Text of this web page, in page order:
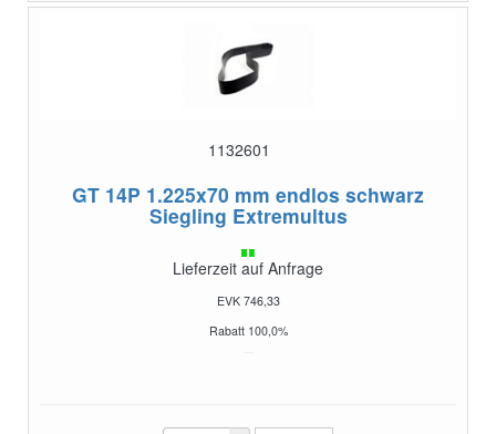
1132601
GT 14P 1.225x70 mm endlos schwarz
Siegling Extremultus
Lieferzeit auf Anfrage
EVK 746,33
Rabatt 100,0%